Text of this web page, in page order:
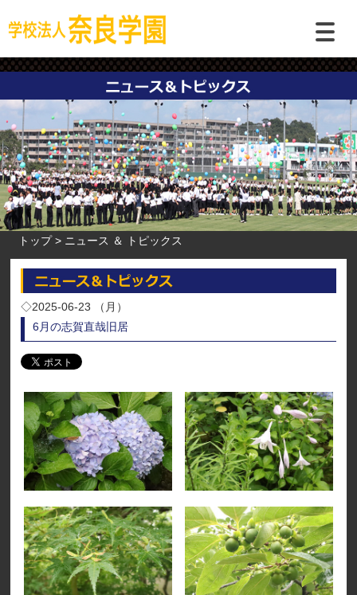
トップ ニュース ＆ トピックス
◇2025-06-23 （月）
6月の志賀直哉旧居